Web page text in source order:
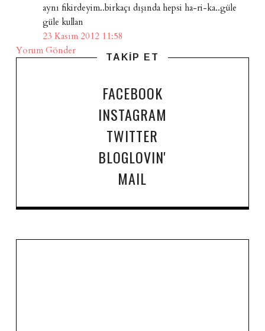
aynı fikirdeyim..birkaçı dışında hepsi ha-ri-ka..güle
güle kullan
23 Kasım 2012 11:58
Yorum Gönder
TAKİP ET
FACEBOOK
INSTAGRAM
TWITTER
BLOGLOVIN'
MAIL